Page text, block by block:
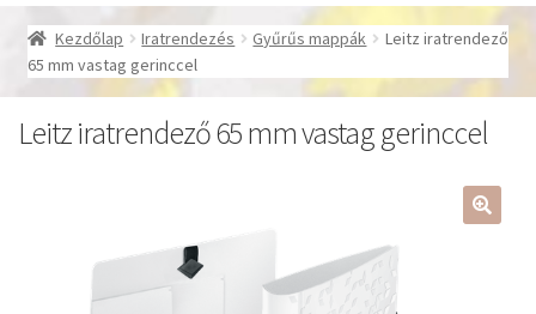
Kezdőlap Iratrendezés Gyűrűs mappák
Leitz iratrendező
65 mm vastag gerinccel
Leitz iratrendező 65 mm vastag gerinccel